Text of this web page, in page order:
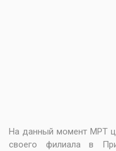
На данный момент МРТ
своего филиала в